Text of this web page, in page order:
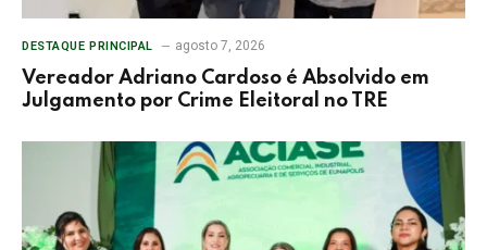
DESTAQUE PRINCIPAL agosto 7, 2026
Vereador Adriano Cardoso é Absolvido em
Julgamento por Crime Eleitoral no TRE